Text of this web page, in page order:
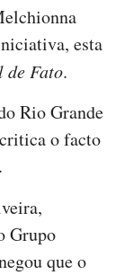
esta
de Fato.
Rio Grande
o facto
Grupo
que o